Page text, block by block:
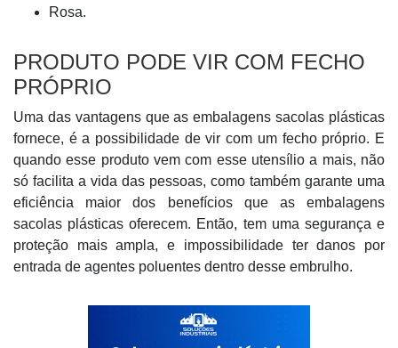
Rosa.
PRODUTO PODE VIR COM FECHO
PRÓPRIO
Uma das vantagens que as embalagens sacolas plásticas
fornece, é a possibilidade de vir com um fecho próprio. E
quando esse produto vem com esse utensílio a mais, não
só facilita a vida das pessoas, como também garante uma
eficiência maior dos benefícios que as embalagens
sacolas plásticas oferecem. Então, tem uma segurança e
proteção mais ampla, e impossibilidade ter danos por
entrada de agentes poluentes dentro desse embrulho.